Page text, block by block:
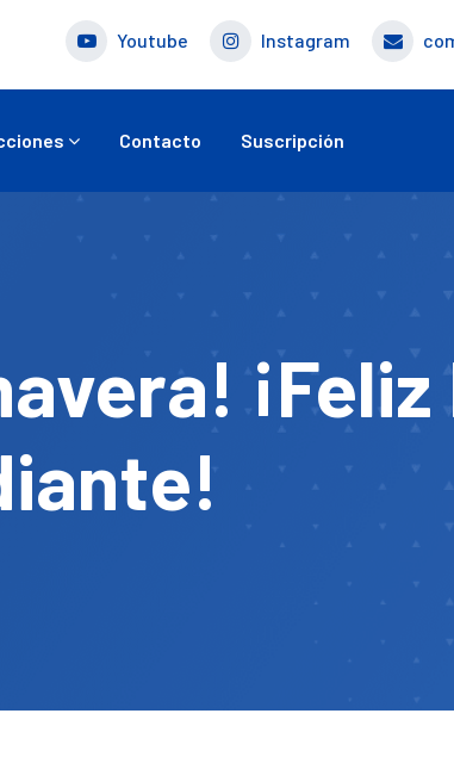
Youtube Instagram
Contacto Suscripción